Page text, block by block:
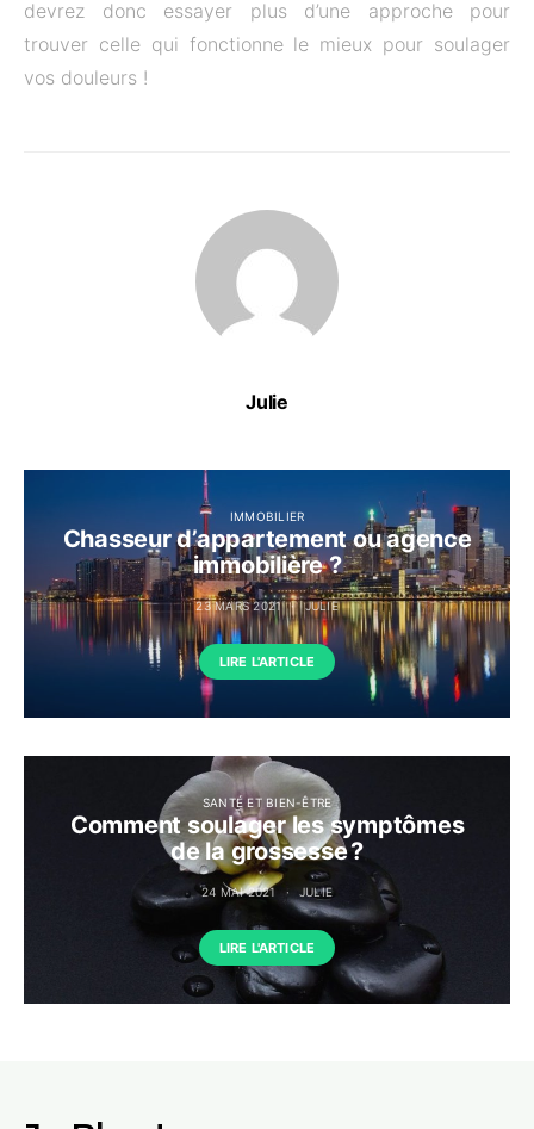
devrez donc essayer plus d’une approche pour
trouver celle qui fonctionne le mieux pour soulager
vos douleurs !
Julie
IMMOBILIER
Chasseur d’appartement ou agence
immobilière ?
23 MARS 2021 JULIE
LIRE L'ARTICLE
SANTÉ ET BIEN-ÊTRE
Comment soulager les symptômes
de la grossesse ?
24 MAI 2021 JULIE
LIRE L'ARTICLE